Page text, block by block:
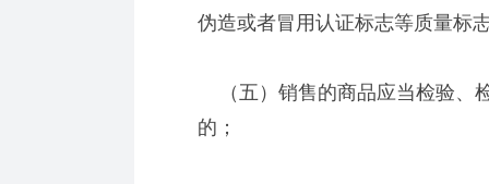
伪造或者冒用认证标志等质量标
（五）销售的商品应当检验、
的；